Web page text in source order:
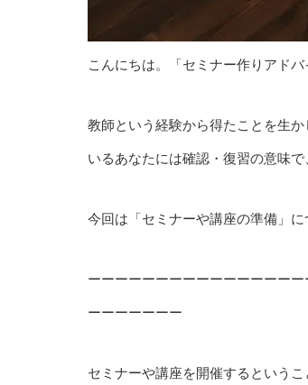
こんにちは。「セミナー作りアドバ
教師という経験から得たことを生
いるあなたには確認・復習の意味
今回は「セミナーや講座の準備」に
ーーーーーーーーーーーーーーー
ーーーーーーー
セミナーや講座を開催するという